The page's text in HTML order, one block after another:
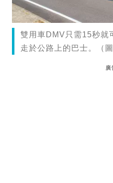
雙用車DMV只需15秒就
走於公路上的巴士。（
廣